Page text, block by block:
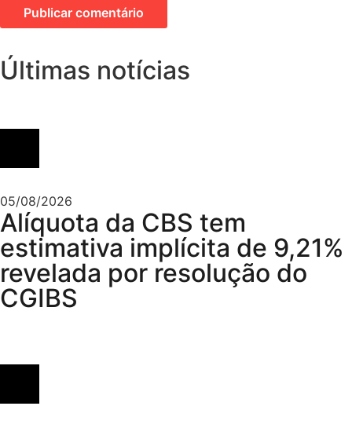
Últimas notícias
05/08/2026
Alíquota da CBS tem
estimativa implícita de 9,21%
revelada por resolução do
CGIBS